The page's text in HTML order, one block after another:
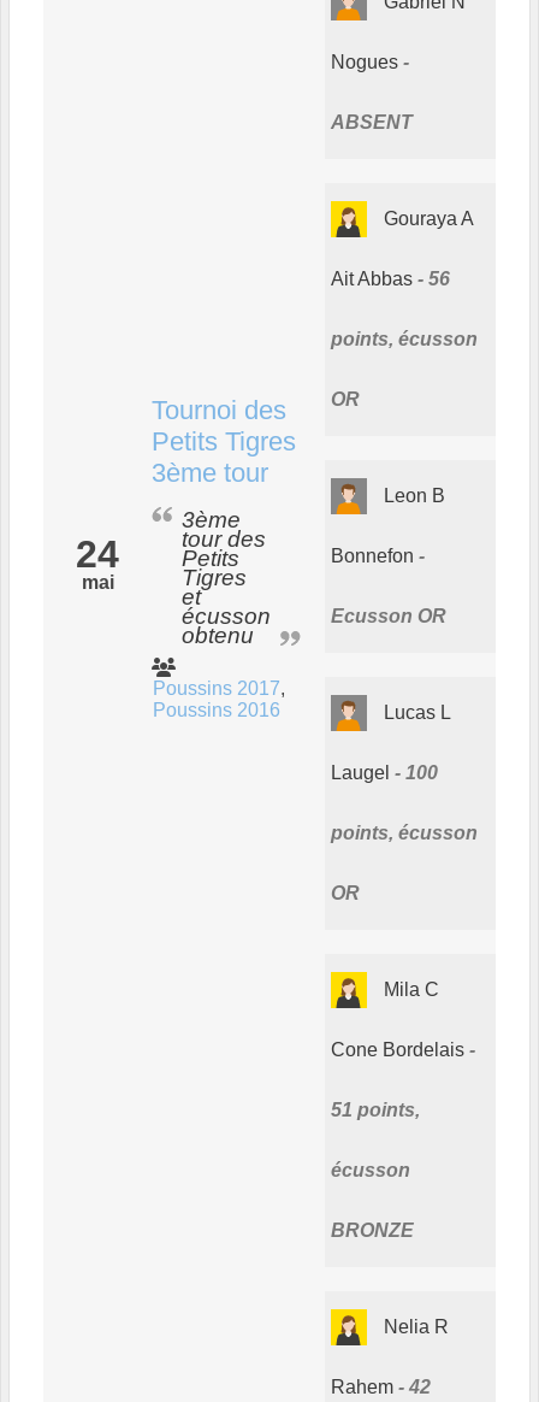
24
mai
Tournoi des
Petits Tigres
3ème tour
3ème
tour des
Petits
Tigres
et
écusson
obtenu
Poussins 2017
Poussins 2016
Nogues
ABSENT
Gouraya A
Ait Abbas 56
points, écusson
OR
Leon B
Bonnefon
Ecusson OR
Lucas L
Laugel 100
points, écusson
OR
Mila C
Cone Bordelais
51 points,
écusson
BRONZE
Nelia R
Rahem 42